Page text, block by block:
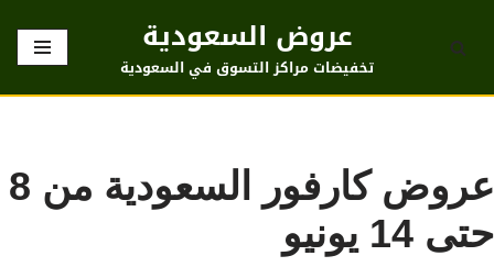
تخطى
عروض السعودية
تخفيضات مراكز التسوق في السعودية
عروض كارفور السعودية من 8
حتى 14 يونيو